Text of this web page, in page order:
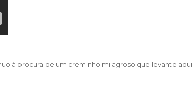
à procura de um creminho milagroso que levante aqui,